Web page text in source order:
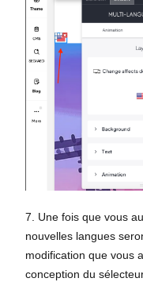
7. Une fois que vous
nouvelles langues
modification que vous
conception du